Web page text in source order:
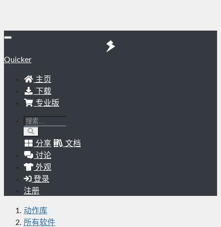
Quicker
主页
下载
专业版
分享
文档
讨论
外观
登录
注册
动作库
所有软件